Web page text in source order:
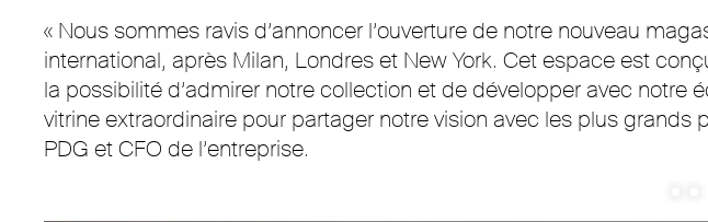
« Nous sommes ravis d’annoncer l’ouverture de notre nouveau
international, après Milan, Londres et New York. Cet espace est
la possibilité d’admirer notre collection et de développer avec
vitrine extraordinaire pour partager notre vision avec les plus
PDG et CFO de l’entreprise.